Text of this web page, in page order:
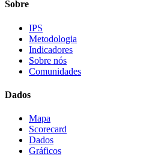
Sobre
IPS
Metodologia
Indicadores
Sobre nós
Comunidades
Dados
Mapa
Scorecard
Dados
Gráficos